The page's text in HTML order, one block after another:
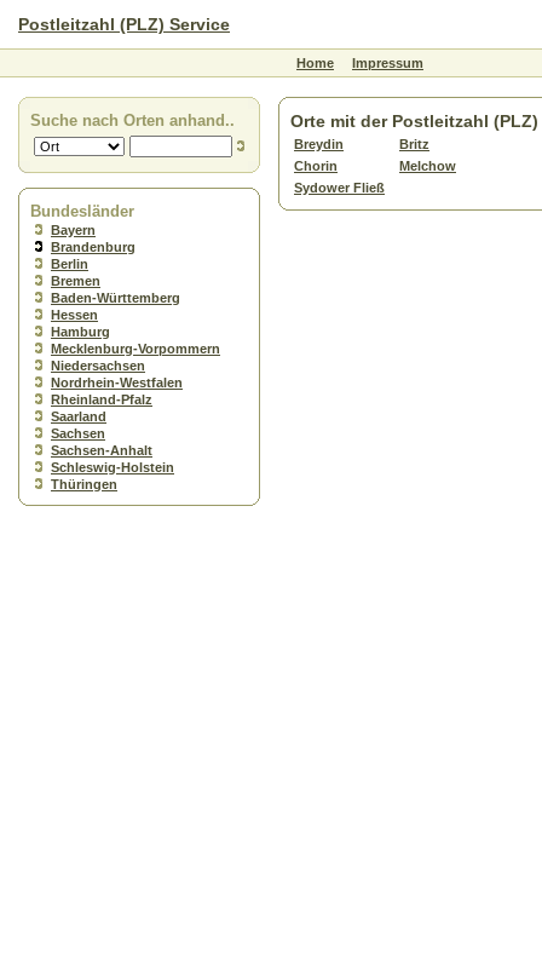
Postleitzahl (PLZ) Service
Home Impressum
Suche nach Orten anhand..
Bundesländer
Bayern
Brandenburg
Berlin
Bremen
Baden-Württemberg
Hessen
Hamburg
Mecklenburg-Vorpommern
Niedersachsen
Nordrhein-Westfalen
Rheinland-Pfalz
Saarland
Sachsen
Sachsen-Anhalt
Schleswig-Holstein
Thüringen
Orte mit der Postleitzahl (PLZ)
Breydin
Britz
Chorin
Melchow
Sydower Fließ